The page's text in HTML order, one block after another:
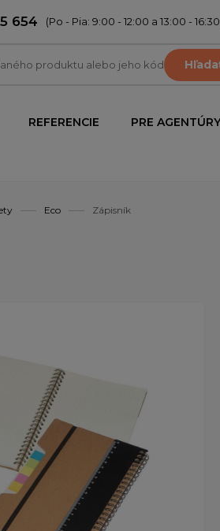
654 (Po - Pia: 9:00 - 12:00 a 13:00 -
REFERENCIE PRE AGENTÚRY
Eco Zápisník